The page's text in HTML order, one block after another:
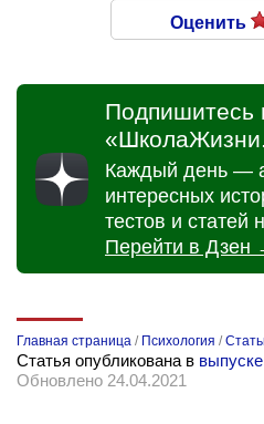
Оценить
Подпишитесь
Каждый день —
интересных
тестов и статей
Перейти в Дзен
Главная страница / Психология /
Статья опубликована в
Обновлено 24.04.2021